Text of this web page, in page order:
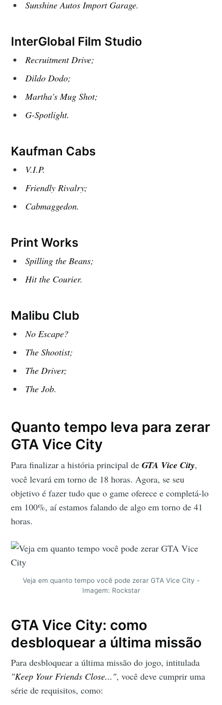
Sunshine Autos Import Garage.
InterGlobal Film Studio
Recruitment Drive;
Dildo Dodo;
Martha's Mug Shot;
G-Spotlight.
Kaufman Cabs
V.I.P.
Friendly Rivalry;
Cabmaggedon.
Print Works
Spilling the Beans;
Hit the Courier.
Malibu Club
No Escape?
The Shootist;
The Driver;
The Job.
Quanto tempo leva para zerar
GTA Vice City
Para finalizar a história principal deGTA Vice City,
você levará em torno de 18 horas. Agora, se seu
objetivo é fazer tudo que o game oferece e completá-lo
em 100%, aí estamos falando de algo em torno de 41
horas.
Veja em quanto tempo você pode zerar GTA Vice City -
Imagem: Rockstar
GTA Vice City: como
desbloquear a última missão
Para desbloquear a última missão do jogo, intitulada
"Keep Your Friends Close...", você deve cumprir uma
série de requisitos, como: